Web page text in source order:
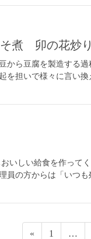
煮 卯の花炒
から豆腐を製造する
を担いで様々に言い
いしい給食を作って
員の方からは「いつ
«
固
1 …